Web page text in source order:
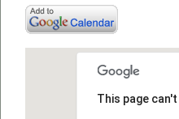
This page